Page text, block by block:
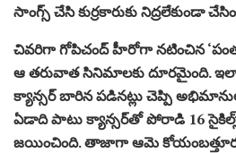
సాంగ్స్ చేసి కుర్ర‌కారుకు నిద్ర‌లేకుండా
చివ‌రిగా గోపిచంద్ హీరోగా న‌టించిన
ఆ త‌రువాత సినిమాల‌కు దూర‌మైంది.
క్యాన్స‌ర్ బారిన ప‌డిన‌ట్లు చెప్పి
ఏడాది పాటు క్యాన్స‌ర్‌తో పోరాడి 16
జ‌యించింది. తాజాగా ఆమె